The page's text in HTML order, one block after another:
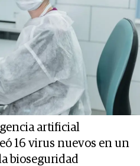
artificial
16 virus nuevos en un
bioseguridad